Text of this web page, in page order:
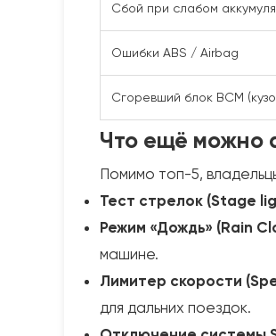
Сбой при слабом
Ошибки ABS / Airbag
Сгоревший блок BCM
Что ещё можно
Помимо топ-5,
Тест стрелок (Stage
Режим «Дождь» (Rain
машине.
Лимитер скорости
для дальних поездок.